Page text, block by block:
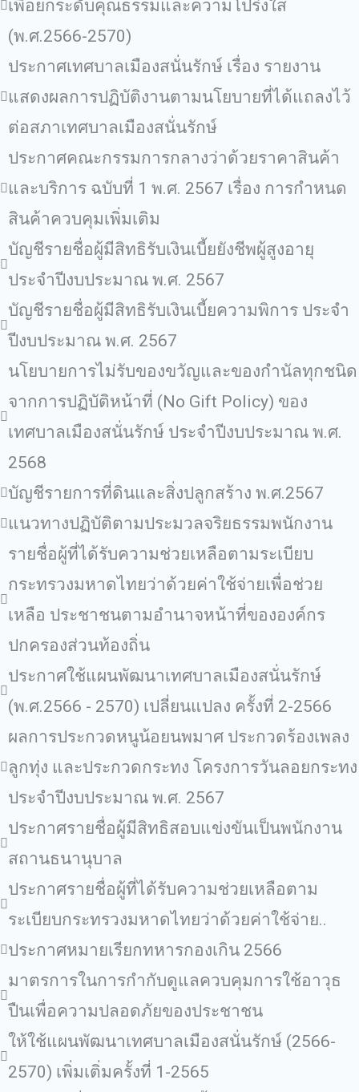
เพื่อยกระดับคุณธรรมและความโปร่งใส
(พ.ศ.2566-2570)
ประกาศเทศบาลเมืองสนั่นรักษ์ เรื่อง รายงาน
แสดงผลการปฏิบัติงานตามนโยบายที่ได้แถลงไว้
ต่อสภาเทศบาลเมืองสนั่นรักษ์
ประกาศคณะกรรมการกลางว่าด้วยราคาสินค้า
และบริการ ฉบับที่ 1 พ.ศ. 2567 เรื่อง การกําหนด
สินค้าควบคุมเพิ่มเติม
บัญชีรายชื่อผู้มีสิทธิรับเงินเบี้ยยังชีพผู้สูงอายุ
ประจำปีงบประมาณ พ.ศ. 2567
บัญชีรายชื่อผู้มีสิทธิรับเงินเบี้ยความพิการ ประจำ
ปีงบประมาณ พ.ศ. 2567
นโยบายการไม่รับของขวัญและของกํานัลทุกชนิด
จากการปฏิบัติหน้าที่ (No Gift Policy) ของ
เทศบาลเมืองสนั่นรักษ์ ประจําปีงบประมาณ พ.ศ.
2568
บัญชีรายการที่ดินและสิ่งปลูกสร้าง พ.ศ.2567
แนวทางปฏิบัติตามประมวลจริยธรรมพนักงาน
รายชื่อผู้ที่ได้รับความช่วยเหลือตามระเบียบ
กระทรวงมหาดไทยว่าด้วยค่าใช้จ่ายเพื่อช่วย
เหลือ ประชาชนตามอํานาจหน้าที่ขององค์กร
ปกครองส่วนท้องถิ่น
ประกาศใช้แผนพัฒนาเทศบาลเมืองสนั่นรักษ์
(พ.ศ.2566 - 2570) เปลี่ยนแปลง ครั้งที่ 2-2566
ผลการประกวดหนูน้อยนพมาศ ประกวดร้องเพลง
ลูกทุ่ง และประกวดกระทง โครงการวันลอยกระทง
ประจำปีงบประมาณ พ.ศ. 2567
ประกาศรายชื่อผู้มีสิทธิสอบแข่งขันเป็นพนักงาน
สถานธนานุบาล
ประกาศรายชื่อผู้ที่ได้รับความช่วยเหลือตาม
ระเบียบกระทรวงมหาดไทยว่าด้วยค่าใช้จ่าย..
ประกาศหมายเรียกทหารกองเกิน 2566
มาตรการในการกำกับดูแลควบคุมการใช้อาวุธ
ปืนเพื่อความปลอดภัยของประชาชน
ให้ใช้แผนพัฒนาเทศบาลเมืองสนั่นรักษ์ (2566-
2570) เพิ่มเติ่มครั้งที่ 1-2565